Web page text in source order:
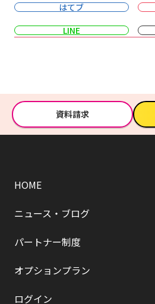
はてブ
LINE
資料請求
HOME
ニュース・ブログ
パートナー制度
オプションプラン
ログイン